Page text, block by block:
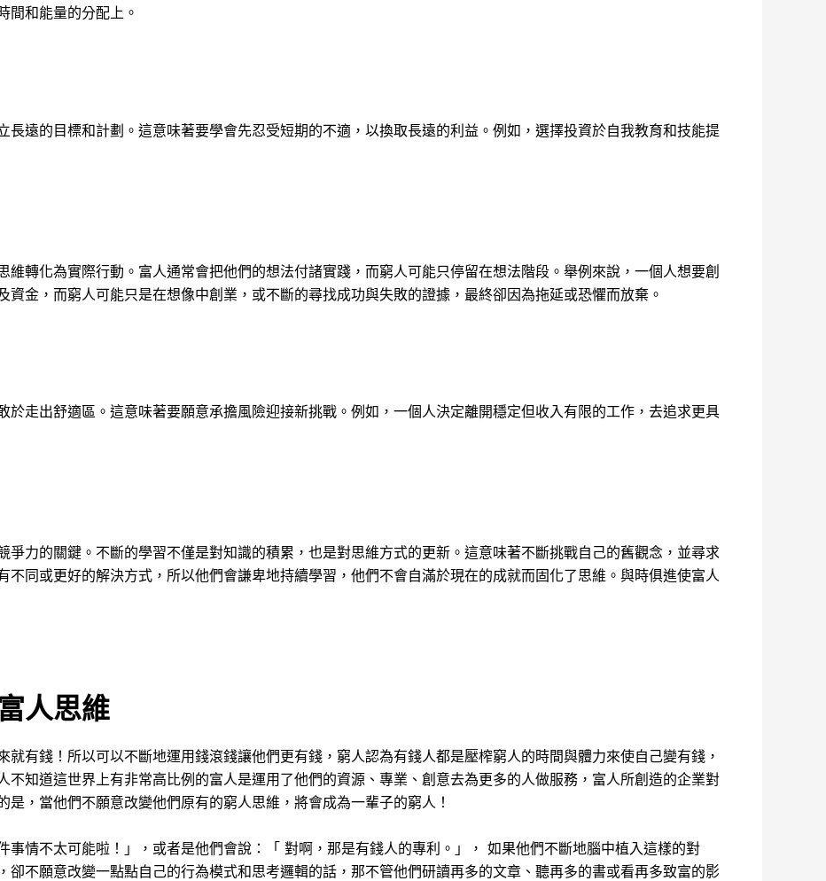
間和能量的分配上。
長遠的目標和計劃。這意味著要學會先忍受短期的不適，以換取長遠的利益。例如，選擇投資於自我教育和技能提
維轉化為實際行動。富人通常會把他們的想法付諸實踐，而窮人可能只停留在想法階段。舉例來說，一個人想要創
資金，而窮人可能只是在想像中創業，或不斷的尋找成功與失敗的證據，最終卻因為拖延或恐懼而放棄。
於走出舒適區。這意味著要願意承擔風險迎接新挑戰。例如，一個人決定離開穩定但收入有限的工作，去追求更具
爭力的關鍵。不斷的學習不僅是對知識的積累，也是對思維方式的更新。這意味著不斷挑戰自己的舊觀念，並尋求
不同或更好的解決方式，所以他們會謙卑地持續學習，他們不會自滿於現在的成就而固化了思維。與時俱進使富人
人思維
就有錢！所以可以不斷地運用錢滾錢讓他們更有錢，窮人認為有錢人都是壓榨窮人的時間與體力來使自己變有錢，
不知道這世界上有非常高比例的富人是運用了他們的資源、專業、創意去為更多的人做服務，富人所創造的企業對
，當他們不願意改變他們原有的窮人思維，將會成為一輩子的窮人！
事情不太可能啦！」，或者是他們會說：「 對啊，那是有錢人的專利。」， 如果他們不斷地腦中植入這樣的對
卻不願意改變一點點自己的行為模式和思考邏輯的話，那不管他們研讀再多的文章、聽再多的書或看再多致富的影